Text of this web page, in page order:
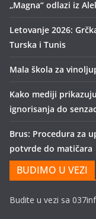
„Magna“ odlazi iz
Letovanje 2026:
Turska i Tunis
Mala škola za
Kako mediji
ignorisanja do
Brus: Procedura za
potvrde do matičara
BUDIMO U VEZI
Budite u vezi sa